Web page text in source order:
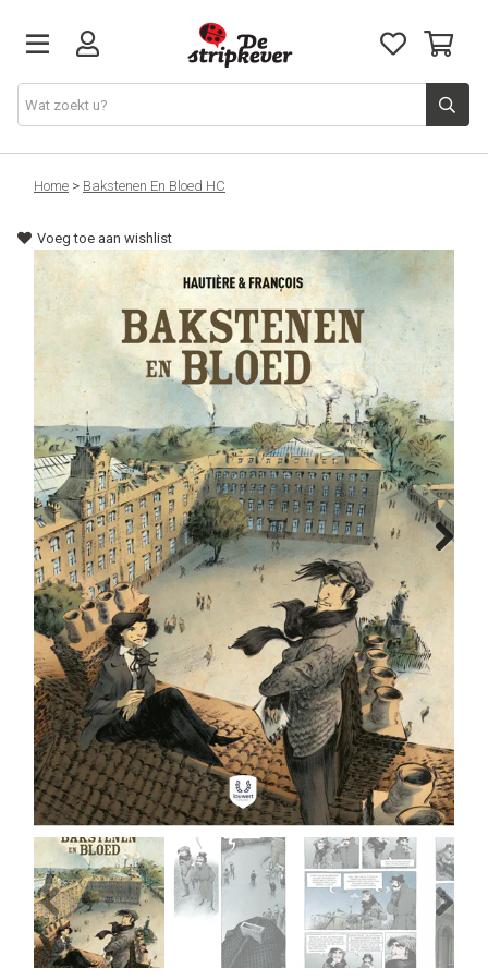
STRIPKEVER
NIEUWE RELEASES
EVENTS
STRIPS
JEUGD
GRAPHIC NOVELS
MANGA
COMICS
TOP-10
CADEAUBON
CONTACT
Home > Bakstenen En Bloed HC
Voeg toe aan wishlist
Previous Next